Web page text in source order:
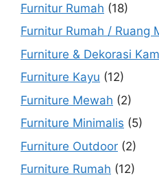
Furnitur Rumah (18)
Furnitur Rumah / Ruang
Furniture & Dekorasi
Furniture Kayu (12)
Furniture Mewah (2)
Furniture Minimalis (5)
Furniture Outdoor (2)
Furniture Rumah (12)